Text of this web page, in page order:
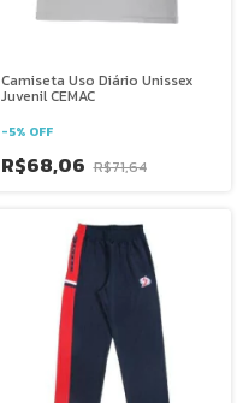
Camiseta Uso Diário Unissex
Juvenil CEMAC
-5% OFF
R$68,06 R$71,64